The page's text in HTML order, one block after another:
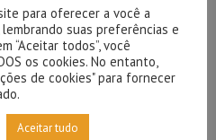
para oferecer a você a
suas preferências e
“Aceitar todos”, você
os cookies. No entanto,
de cookies" para fornecer
Aceitar tudo